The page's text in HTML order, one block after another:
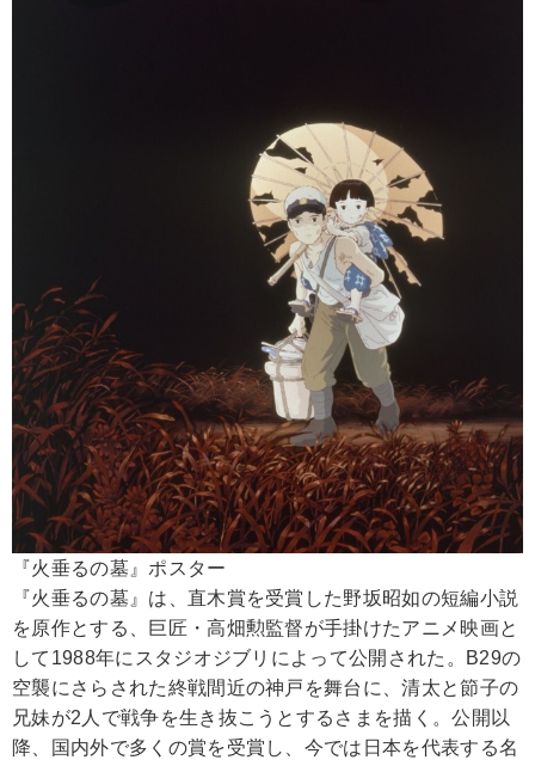
『火垂るの墓』ポスター
『火垂るの墓』は、直木賞を受賞した野坂昭如の短編小説
を原作とする、巨匠・高畑勲監督が手掛けたアニメ映画と
して1988年にスタジオジブリによって公開された。B29の
空襲にさらされた終戦間近の神戸を舞台に、清太と節子の
兄妹が2人で戦争を生き抜こうとするさまを描く。公開以
降、国内外で多くの賞を受賞し、今では日本を代表する名